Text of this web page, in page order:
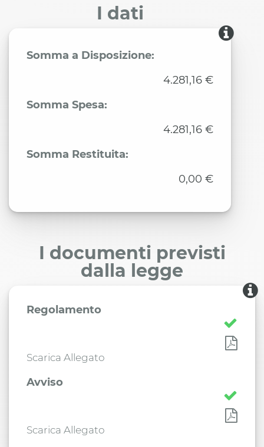
I dati
Somma a Disposizione:
4.281,16 €
Somma Spesa:
4.281,16 €
Somma Restituita:
0,00 €
I documenti previsti
dalla legge
Regolamento
Scarica Allegato
Avviso
Scarica Allegato